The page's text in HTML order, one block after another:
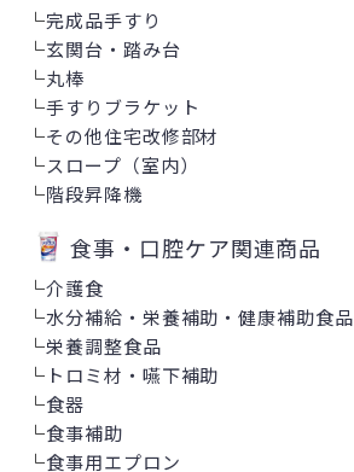
└完成品手すり
└玄関台・踏み台
└丸棒
└手すりブラケット
└その他住宅改修部材
└スロープ（室内）
└階段昇降機
食事・口腔ケア関連商品
└介護食
└水分補給・栄養補助・健康補助食品
└栄養調整食品
└ トロミ材・嚥下補助
└食器
└食事補助
└食事用エプロン